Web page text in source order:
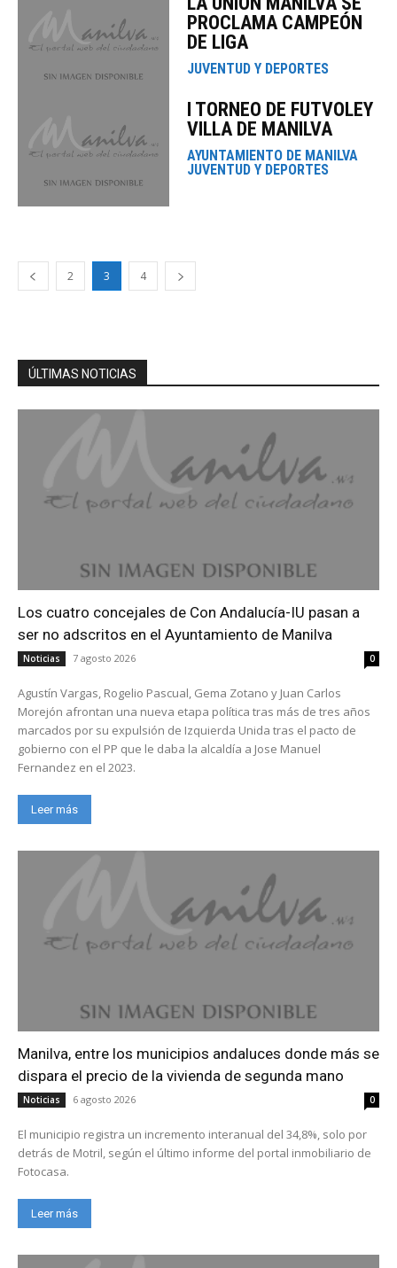
PROCLAMA CAMPEÓN
DE LIGA
JUVENTUD Y DEPORTES
I TORNEO DE FUTVOLEY
VILLA DE MANILVA
AYUNTAMIENTO DE MANILVA
JUVENTUD Y DEPORTES
2 3 4
ÚLTIMAS NOTICIAS
Los cuatro concejales de Con Andalucía-IU pasan a
ser no adscritos en el Ayuntamiento de Manilva
Noticias 7 agosto 2026 0
Agustín Vargas, Rogelio Pascual, Gema Zotano y Juan Carlos
Morejón afrontan una nueva etapa política tras más de tres años
marcados por su expulsión de Izquierda Unida tras el pacto de
gobierno con el PP que le daba la alcaldía a Jose Manuel
Fernandez en el 2023.
Leer más
Manilva, entre los municipios andaluces donde más se
dispara el precio de la vivienda de segunda mano
Noticias 6 agosto 2026 0
El municipio registra un incremento interanual del 34,8%, solo por
detrás de Motril, según el último informe del portal inmobiliario de
Fotocasa.
Leer más